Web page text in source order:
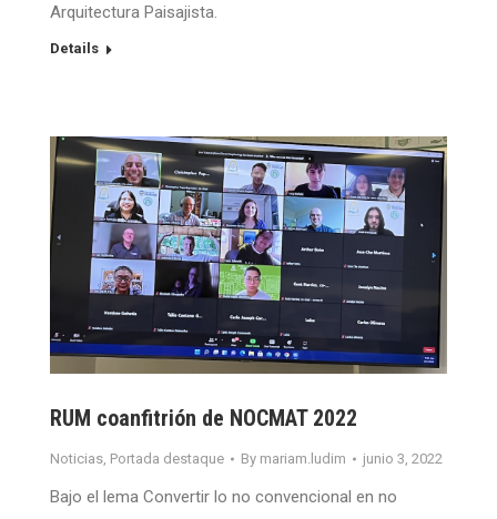
Arquitectura Paisajista.
Details
RUM coanfitrión de NOCMAT 2022
Noticias, Portada destaque By mariam.ludim junio 3, 2022
Bajo el lema Convertir lo no convencional en no